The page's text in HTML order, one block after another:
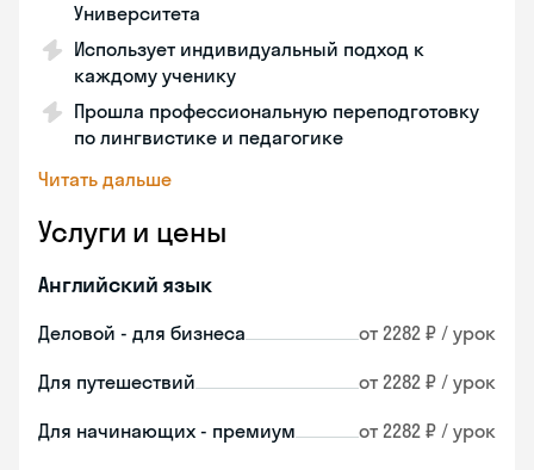
Университета
Использует индивидуальный подход к
каждому ученику
Прошла профессиональную переподготовку
по лингвистике и педагогике
Читать дальше
Услуги и цены
Английский язык
Деловой - для бизнеса от 2282 ₽ / урок
Для путешествий от 2282 ₽ / урок
Для начинающих - премиум от 2282 ₽ / урок